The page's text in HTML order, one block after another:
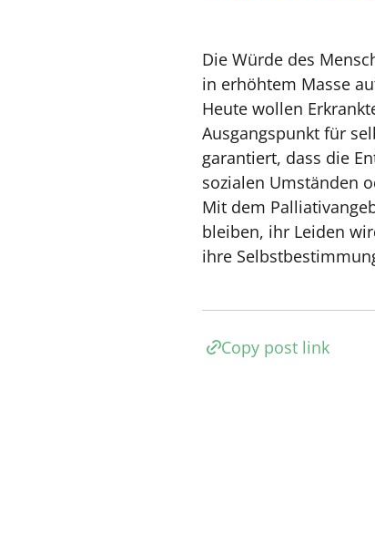
Die Würde des
in erhöhtem Masse
Heute wollen
Ausgangspunkt für
garantiert, dass die
sozialen Umständen
Mit dem
bleiben, ihr Leiden
ihre
Copy post link